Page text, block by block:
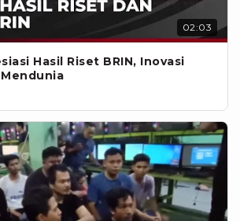
02:03
Hasil Riset BRIN, Inovasi